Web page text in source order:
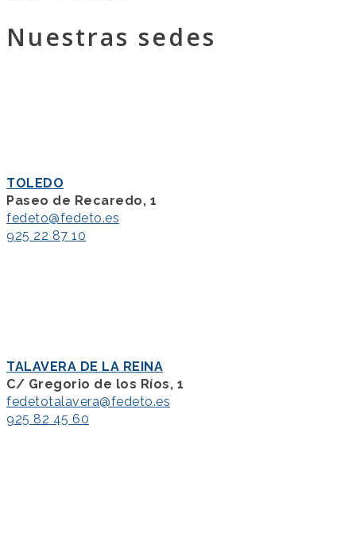
Nuestras sedes
TOLEDO
Paseo de Recaredo, 1
fedeto@fedeto.es
925 22 87 10
TALAVERA DE LA REINA
C/ Gregorio de los Ríos, 1
fedetotalavera@fedeto.es
925 82 45 60